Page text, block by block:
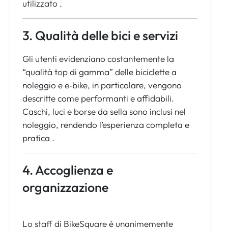
utilizzato .
3. Qualità delle bici e servizi
Gli utenti evidenziano costantemente la
“qualità top di gamma” delle biciclette a
noleggio e e‑bike, in particolare, vengono
descritte come performanti e affidabili.
Caschi, luci e borse da sella sono inclusi nel
noleggio, rendendo l’esperienza completa e
pratica .
4. Accoglienza e
organizzazione
Lo staff di BikeSquare è unanimemente